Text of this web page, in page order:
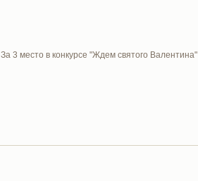
За 3 место в конкурсе "Ждем святого Валентина"